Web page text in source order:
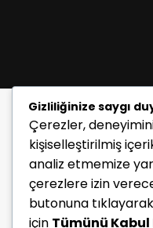
Gizliliğinize saygı
Çerezler,
kişiselleştirilmiş
analiz etmemize
çerezlere izin
butonuna
için Tümünü Kabul